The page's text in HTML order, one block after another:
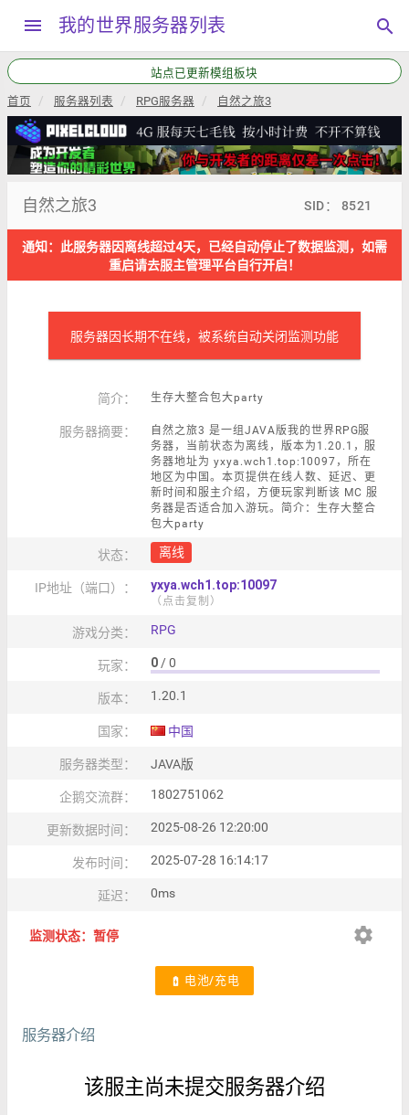
menu 我的世界服务器列表 search
站点已更新模组板块
首页 服务器列表 RPG服务器 自然之旅3
自然之旅3 SID： 8521
通知：此服务器因离线超过4天，已经自动停止了数据监测，如需
重启请去服主管理平台自行开启！
服务器因长期不在线，被系统自动关闭监测功能
简介： 生存大整合包大party
服务器摘要：
自然之旅3 是一组JAVA版我的世界RPG服
务器，当前状态为离线，版本为1.20.1，服
务器地址为 yxya.wch1.top:10097，所在
地区为中国。本页提供在线人数、延迟、更
新时间和服主介绍，方便玩家判断该 MC 服
务器是否适合加入游玩。简介：生存大整合
包大party
状态： 离线
IP地址（端口）： yxya.wch1.top:10097
（点击复制）
游戏分类： RPG
玩家： 0 / 0
版本： 1.20.1
国家： 中国
服务器类型： JAVA版
企鹅交流群： 1802751062
更新数据时间： 2025-08-26 12:20:00
发布时间： 2025-07-28 16:14:17
延迟： 0ms
监测状态：暂停 settings
battery_charging_full 电池/充电
服务器介绍
该服主尚未提交服务器介绍